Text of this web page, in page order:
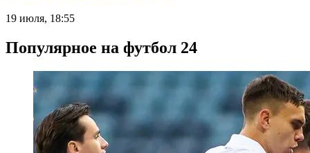
19 июля, 18:55
Популярное на футбол 24